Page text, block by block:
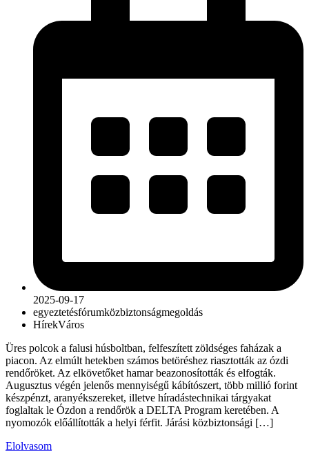
2025-09-17
egyeztetésfórumközbiztonságmegoldás
HírekVáros
Üres polcok a falusi húsboltban, felfeszített zöldséges faházak a
piacon. Az elmúlt hetekben számos betöréshez riasztották az ózdi
rendőröket. Az elkövetőket hamar beazonosították és elfogták.
Augusztus végén jelenős mennyiségű kábítószert, több millió forint
készpénzt, aranyékszereket, illetve híradástechnikai tárgyakat
foglaltak le Ózdon a rendőrök a DELTA Program keretében. A
nyomozók előállították a helyi férfit. Járási közbiztonsági […]
Elolvasom